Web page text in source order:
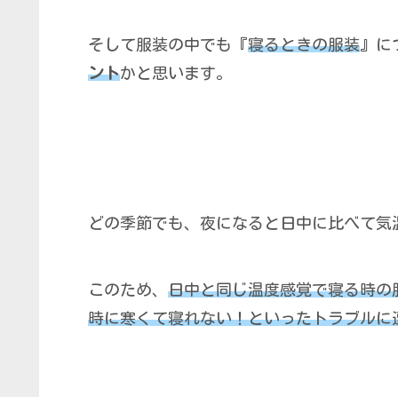
そして服装の中でも『寝るときの服装 』に
ントかと思います。
どの季節でも、夜になると日中に比べて
このため、 日中と同じ温度感覚で寝る時
時に寒くて寝れない！といったトラブルに